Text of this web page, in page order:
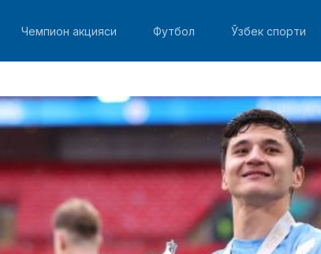
Чемпион акцияси Футбол Ўзбек спорти